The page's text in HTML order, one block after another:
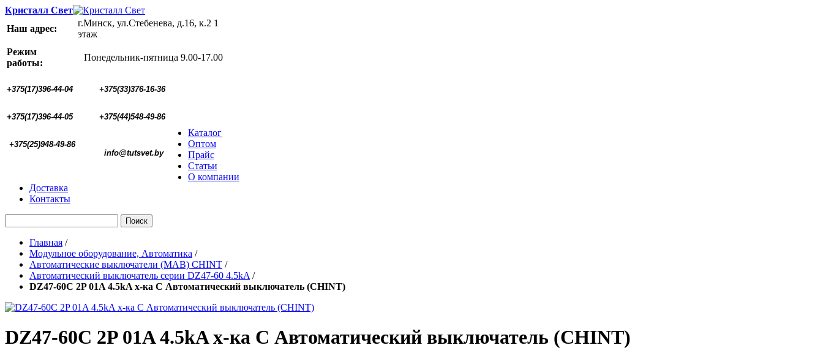
Кристалл Свет
Наш адрес:
г.Минск, ул.Стебенева, д.16, к.2 1
этаж
Режим
работы:
Понедельник-пятница 9.00-17.00
+375(17)396-44-04 +375(33)376-16-36
+375(17)396-44-05 +375(44)548-49-86
+375(25)948-49-86
  info@tutsvet.by
Каталог
Оптом
Прайс
Статьи
О компании
Доставка
Контакты
Поиск
Главная /
Модульное оборудование, Автоматика /
Автоматические выключатели (МАВ) CHINT /
Автоматический выключатель серии DZ47-60 4.5kA /
DZ47-60C 2P 01A 4.5kA х-ка C Автоматический выключатель (CHINT)
DZ47-60C 2P 01A 4.5kA х-ка C Автоматический выключатель (CHINT)